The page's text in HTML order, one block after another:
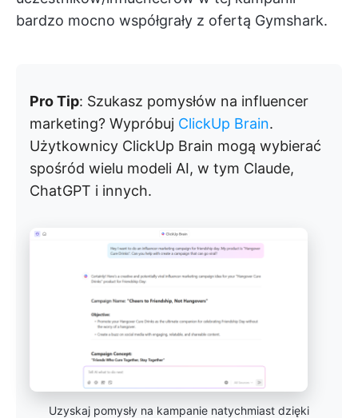
bardzo mocno współgrały z ofertą Gymshark.
Pro Tip: Szukasz pomysłów na influencer
marketing? Wypróbuj ClickUp Brain.
Użytkownicy ClickUp Brain mogą wybierać
spośród wielu modeli AI, w tym Claude,
ChatGPT i innych.
Uzyskaj pomysły na kampanie natychmiast dzięki